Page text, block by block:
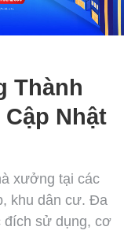
Cập Nhật
xưởng tại các
khu dân cư. Đa
đích sử dụng, cơ